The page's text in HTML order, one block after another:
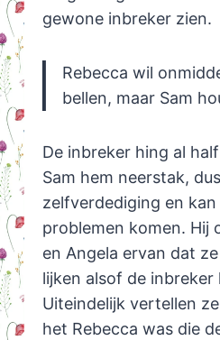
gewone inbreker zien.
Rebecca wil
bellen, maar Sam
De inbreker hing al
Sam hem neerstak,
zelfverdediging en kan
problemen komen. Hij
en Angela ervan dat
lijken alsof de inbreker
Uiteindelijk vertellen
het Rebecca was die